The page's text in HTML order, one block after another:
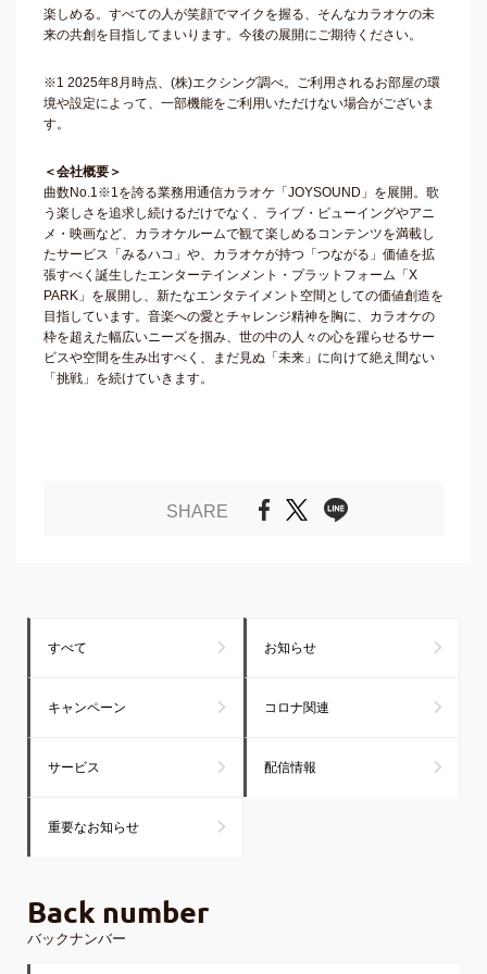
楽しめる。すべての人が笑顔でマイクを握る、そんなカラオケの未
来の共創を目指してまいります。今後の展開にご期待ください。
※1 2025年8月時点、(株)エクシング調べ。ご利用されるお部屋の環
境や設定によって、一部機能をご利用いただけない場合がございま
す。
＜会社概要＞
曲数No.1※1を誇る業務用通信カラオケ「JOYSOUND」を展開。歌
う楽しさを追求し続けるだけでなく、ライブ・ビューイングやアニ
メ・映画など、カラオケルームで観て楽しめるコンテンツを満載し
たサービス「みるハコ」や、カラオケが持つ「つながる」価値を拡
張すべく誕生したエンターテインメント・プラットフォーム「X
PARK」を展開し、新たなエンタテイメント空間としての価値創造を
目指しています。音楽への愛とチャレンジ精神を胸に、カラオケの
枠を超えた幅広いニーズを掴み、世の中の人々の心を躍らせるサー
ビスや空間を生み出すべく、まだ見ぬ「未来」に向けて絶え間ない
「挑戦」を続けていきます。
SHARE
すべて お知らせ
キャンペーン コロナ関連
サービス 配信情報
重要なお知らせ
Back number
バックナンバー